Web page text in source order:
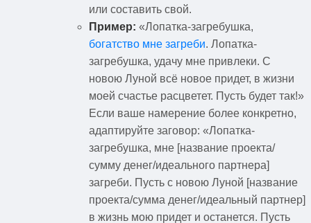
или составить свой.
Пример: «Лопатка-загребушка,
богатство мне загреби. Лопатка-
загребушка, удачу мне привлеки. С
новою Луной всё новое придет, в жизни
моей счастье расцветет. Пусть будет так!»
Если ваше намерение более конкретно,
адаптируйте заговор: «Лопатка-
загребушка, мне [название проекта/
сумму денег/идеального партнера]
загреби. Пусть с новою Луной [название
проекта/сумма денег/идеальный партнер]
в жизнь мою придет и останется. Пусть